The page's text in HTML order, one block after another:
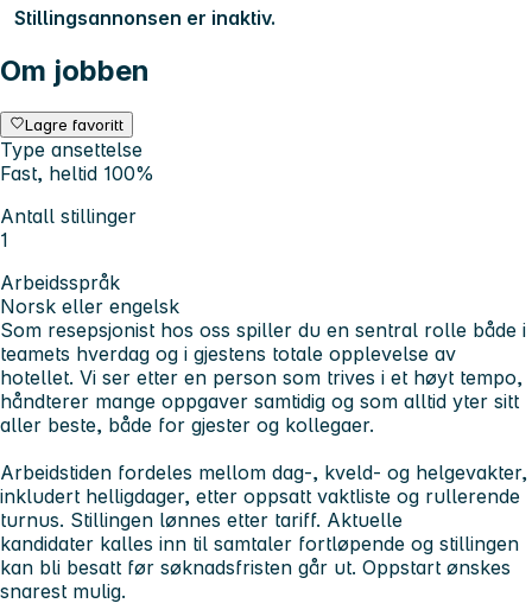
Stillingsannonsen er inaktiv.
Om jobben
Lagre favoritt
Type ansettelse
Fast, heltid 100%
Antall stillinger
1
Arbeidsspråk
Norsk eller engelsk
Som resepsjonist hos oss spiller du en sentral rolle både i
teamets hverdag og i gjestens totale opplevelse av
hotellet. Vi ser etter en person som trives i et høyt tempo,
håndterer mange oppgaver samtidig og som alltid yter sitt
aller beste, både for gjester og kollegaer.
Arbeidstiden fordeles mellom dag-, kveld- og helgevakter,
inkludert helligdager, etter oppsatt vaktliste og rullerende
turnus. Stillingen lønnes etter tariff. Aktuelle
kandidater kalles inn til samtaler fortløpende og stillingen
kan bli besatt før søknadsfristen går ut. Oppstart ønskes
snarest mulig.